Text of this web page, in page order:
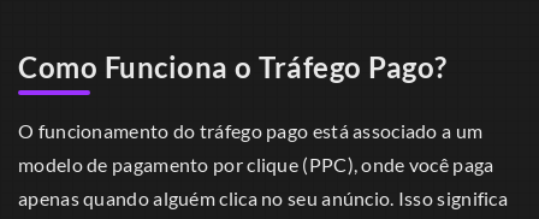
Como Funciona o Tráfego Pago?
O funcionamento do tráfego pago está associado a um
modelo de pagamento por clique (PPC), onde você paga
apenas quando alguém clica no seu anúncio. Isso significa